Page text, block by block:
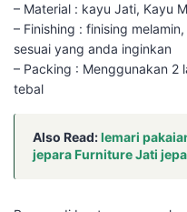
– Material : kayu Jati, Kayu
– Finishing : finising
sesuai yang anda inginkan
– Packing : Menggunakan 2
tebal
Also Read:lemari
jepara Furniture Jati